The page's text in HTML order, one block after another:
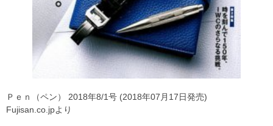
Ｐｅｎ（ペン） 2018年8/1号 (2018年07月17日発売)
Fujisan.co.jpより